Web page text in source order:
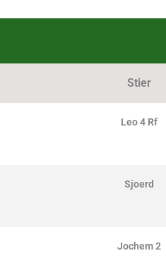
Stier
Leo 4 Rf
Sjoerd
Jochem 2